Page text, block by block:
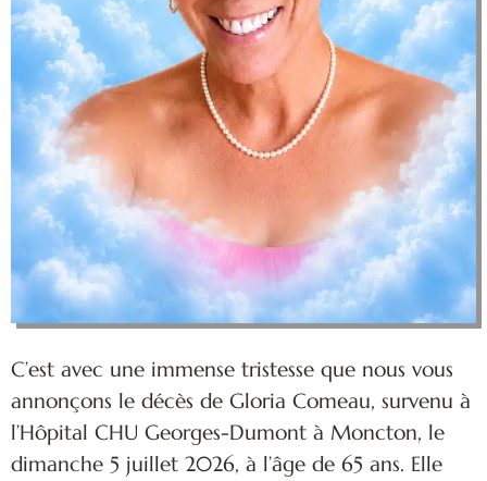
C’est avec une immense tristesse que nous vous
annonçons le décès de Gloria Comeau, survenu à
l’Hôpital CHU Georges-Dumont à Moncton, le
dimanche 5 juillet 2026, à l’âge de 65 ans. Elle